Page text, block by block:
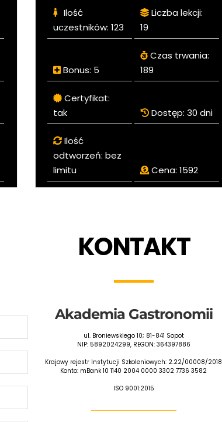
Ilość
uczestników: 123
Liczba lekcji:
19
Bonus: 5
Czas trwania:
189
Certyfikat:
tak
Dostęp: 30 dni
Ilość
odtworzeń: bez
limitu
Cena: 1592
KONTAKT
Akademia Gastronomii
ul. Broniewskiego 10; 81-841 Sopot
NIP: 5892024299, REGON: 364397886
Krajowy rejestr Instytucji Szkoleniowych: 2.22/00008/2018
Konto: mBank 10 1140 2004 0000 3302 7736 3582
ISO 9001:2015